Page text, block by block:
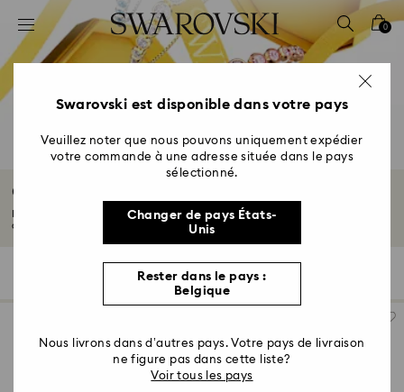
Accesskeys list
0 - Header
2 - Footer
4 - Search results
0
Cadeaux de luxe pour bas de Noël
Rendez les fêtes encore plus mémorables avec nos cadeaux de luxe pour bas
de...
Filtres
Filtres
Swarovski est disponible dans votre pays
Veuillez noter que nous pouvons uniquement expédier
votre commande à une adresse située dans le pays
sélectionné.
Changer de pays États-
Unis
Rester dans le pays :
Belgique
Nous livrons dans d’autres pays. Votre pays de livraison
ne figure pas dans cette liste?
Voir tous les pays